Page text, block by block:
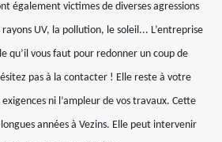
également victimes de diverses agressions
UV, la pollution, le soleil... L’entreprise
qu’il vous faut pour redonner un coup de
pas à la contacter ! Elle reste à votre
ni l’ampleur de vos travaux. Cette
années à Vezins. Elle peut intervenir